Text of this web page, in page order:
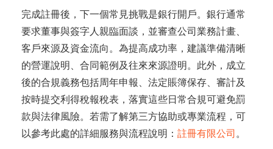
完成註冊後，下一個常見挑戰是銀行開戶。銀行通常
要求董事與簽字人親臨面談，並審查公司業務計畫、
客戶來源及資金流向。為提高成功率，建議準備清晰
的營運說明、合同範例及往來來源證明。此外，成立
後的合規義務包括周年申報、法定賬簿保存、審計及
按時提交利得稅報稅表，落實這些日常合規可避免罰
款與法律風險。若需了解第三方協助或專業流程，可
以參考此處的詳細服務與流程說明： 註冊有限公司。